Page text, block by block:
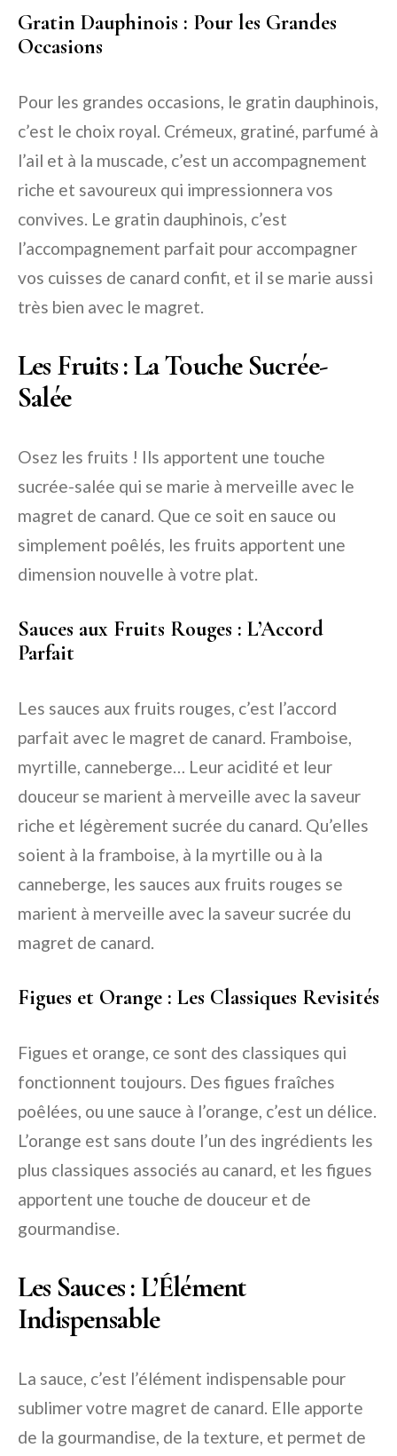
Gratin Dauphinois : Pour les Grandes
Occasions
Pour les grandes occasions, le gratin dauphinois,
c’est le choix royal. Crémeux, gratiné, parfumé à
l’ail et à la muscade, c’est un accompagnement
riche et savoureux qui impressionnera vos
convives. Le gratin dauphinois, c’est
l’accompagnement parfait pour accompagner
vos cuisses de canard confit, et il se marie aussi
très bien avec le magret.
Les Fruits : La Touche Sucrée-
Salée
Osez les fruits ! Ils apportent une touche
sucrée-salée qui se marie à merveille avec le
magret de canard. Que ce soit en sauce ou
simplement poêlés, les fruits apportent une
dimension nouvelle à votre plat.
Sauces aux Fruits Rouges : L’Accord
Parfait
Les sauces aux fruits rouges, c’est l’accord
parfait avec le magret de canard. Framboise,
myrtille, canneberge… Leur acidité et leur
douceur se marient à merveille avec la saveur
riche et légèrement sucrée du canard. Qu’elles
soient à la framboise, à la myrtille ou à la
canneberge, les sauces aux fruits rouges se
marient à merveille avec la saveur sucrée du
magret de canard.
Figues et Orange : Les Classiques Revisités
Figues et orange, ce sont des classiques qui
fonctionnent toujours. Des figues fraîches
poêlées, ou une sauce à l’orange, c’est un délice.
L’orange est sans doute l’un des ingrédients les
plus classiques associés au canard, et les figues
apportent une touche de douceur et de
gourmandise.
Les Sauces : L’Élément
Indispensable
La sauce, c’est l’élément indispensable pour
sublimer votre magret de canard. Elle apporte
de la gourmandise, de la texture, et permet de